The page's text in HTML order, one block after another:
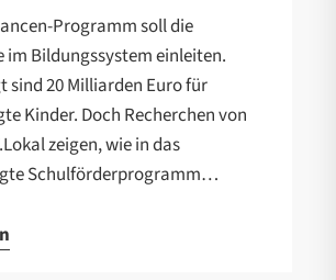
Programm soll die
im Bildungssystem einleiten.
sind 20 Milliarden Euro für
Kinder. Doch Recherchen von
zeigen, wie in das
Schulförderprogramm…